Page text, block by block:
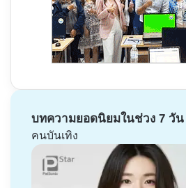
บทความยอดนิยมในช่วง 7 วัน
คนบันเทิง